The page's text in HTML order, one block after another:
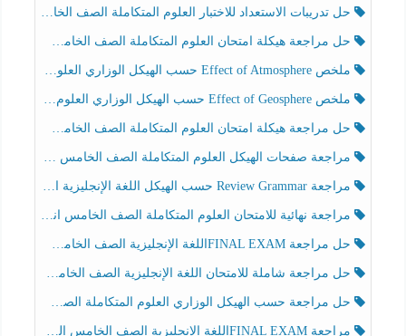
حل تدريبات الاستعداد للاختبار العلوم المتكاملة الصف الخامس عام الفصل الثالث
حل مراجعة هيكلة امتحان العلوم المتكاملة الصف الخامس انسبير الفصل الثالث
ملخص Effect of Atmosphere حسب الهيكل الوزاري العلوم المتكاملة الصف الخامس انسبير الفصل الثالث
ملخص Effect of Geosphere حسب الهيكل الوزاري العلوم المتكاملة الصف الخامس انسبير الفصل الثالث
حل مراجعة هيكلة امتحان العلوم المتكاملة الصف الخامس عام الفصل الثالث
مراجعة صفحات الهيكل العلوم المتكاملة الصف الخامس انسبير الفصل الثالث
مراجعة Review Grammar حسب الهيكل اللغة الإنجليزية الصف الخامس الفصل الثالث
مراجعة نهائية للامتحان العلوم المتكاملة الصف الخامس انسبير الفصل الثالث
حل مراجعة FINAL EXAMاللغة الإنجليزية الصف الخامس الفصل الثالث
حل مراجعة شاملة للامتحان اللغة الإنجليزية الصف الخامس الفصل الثالث
حل مراجعة حسب الهيكل الوزاري العلوم المتكاملة الصف الخامس عام الفصل الثالث
مراجعة FINAL EXAMاللغة الإنجليزية الصف الخامس الفصل الثالث